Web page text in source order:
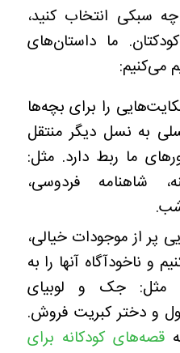
سبکی انتخاب کنید،
ما داستان‌های
می‌کنیم:
را برای بچه‌ها
به نسل دیگر منتقل
ما ربط دارد. مثل:
شاهنامه فردوسی،
پر از موجودات خیالی،
و ناخودآگاه آنها را به
مثل: جک و لوبیای
و دختر کبریت فروش.
قصه‌های کودکانه برای